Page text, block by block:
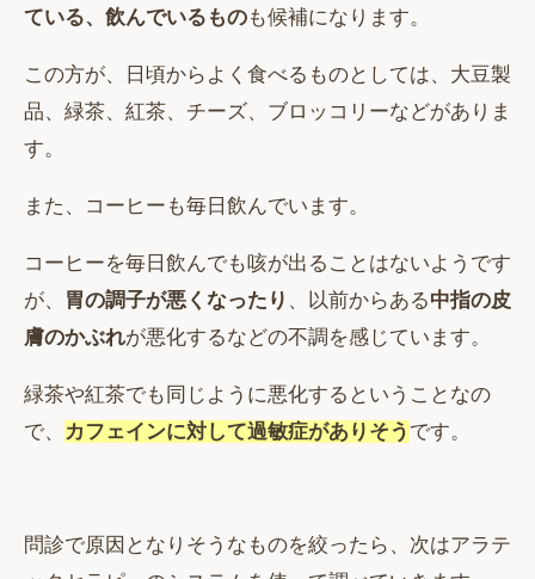
ている、飲んでいるものも候補になります。
この方が、日頃からよく食べるものとしては、大豆製
品、緑茶、紅茶、チーズ、ブロッコリーなどがありま
す。
また、コーヒーも毎日飲んでいます。
コーヒーを毎日飲んでも咳が出ることはないようです
が、
胃の調子が悪くなったり 、以前からある中指の皮
膚のかぶれが悪化するなどの不調を感じています。
緑茶や紅茶でも同じように悪化するということなの
で、
カフェインに対して過敏症がありそう です。
問診で原因となりそうなものを絞ったら、次はアラテ